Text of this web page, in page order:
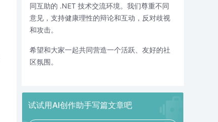
同互助的 .NET 技术交流环境。我们尊重不同
意见，支持健康理性的辩论和互动，反对歧视
和攻击。
希望和大家一起共同营造一个活跃、友好的社
区氛围。
试试用AI创作助手写篇文章吧